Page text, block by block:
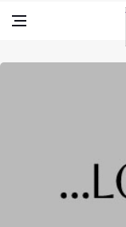
Vine Media
葡萄樹傳媒